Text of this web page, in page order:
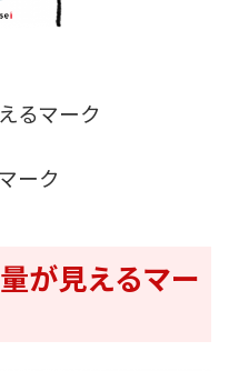
るマーク
ーク
が見えるマー